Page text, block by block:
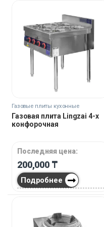
Газовые плиты кухонные
Газовая плита Lingzai 4-х
конфорочная
Последняя цена:
200,000 ₸
Подробнее